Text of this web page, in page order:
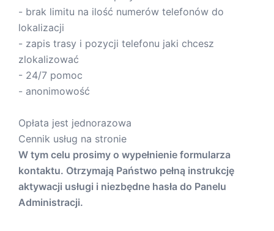
- brak limitu na ilość numerów telefonów do
lokalizacji
- zapis trasy i pozycji telefonu jaki chcesz
zlokalizować
- 24/7 pomoc
- anonimowość
Opłata jest jednorazowa
Cennik usług na stronie
W tym celu prosimy o wypełnienie formularza
kontaktu. Otrzymają Państwo pełną instrukcję
aktywacji usługi i niezbędne hasła do Panelu
Administracji.